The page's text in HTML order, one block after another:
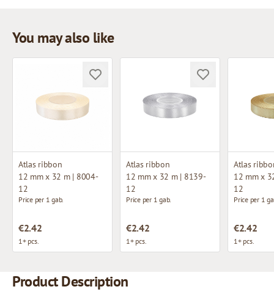
You may also like
Atlas ribbon
12 mm x 32 m | 8004-
12
Price per 1 gab.
€2.42
1+ pcs.
Atlas ribbon
12 mm x 32 m | 8139-
12
Price per 1 gab.
€2.42
1+ pcs.
Atlas
12 mm x
12
Price per 1
€2.42
1+ pcs.
Product Description